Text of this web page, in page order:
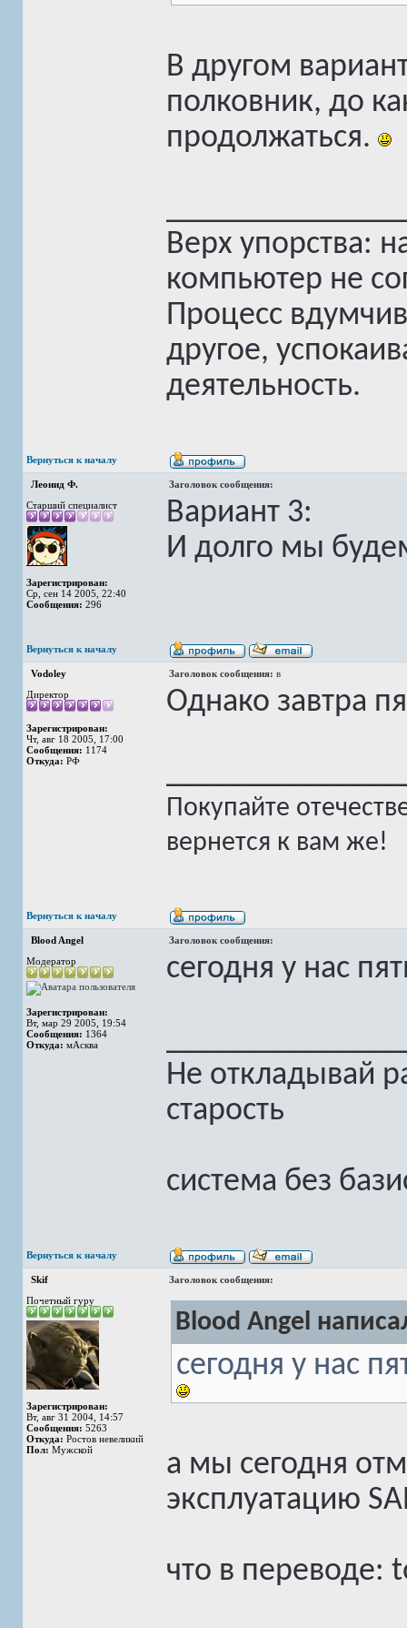
В другом
полковник, до
продолжаться.
Верх упорства:
компьютер не
Процесс
другое,
деятельность.
Вернуться к началу
Леонид Ф.
Заголовок сообщения:
Старший специалист
Зарегистрирован:
Ср, сен 14 2005, 22:40
Сообщения: 296
Вариант 3:
И долго мы
Вернуться к началу
Vodoley Заголовок сообщения: в
Директор
Зарегистрирован:
Чт, авг 18 2005, 17:00
Сообщения: 1174
Откуда: РФ
Однако завтра
Покупайте
вернется к вам же!
Вернуться к началу
Blood Angel
Заголовок сообщения:
Модератор
Зарегистрирован:
Вт, мар 29 2005, 19:54
Сообщения: 1364
Откуда: мАсква
сегодня у нас
Не откладывай
старость
система без
Вернуться к началу
Skif
Заголовок сообщения:
Почетный гуру
Зарегистрирован:
Вт, авг 31 2004, 14:57
Сообщения: 5263
Откуда: Ростов невеликий
Пол: Мужской
Blood Angel
сегодня у нас
а мы сегодня
эксплуатацию
что в переводе: